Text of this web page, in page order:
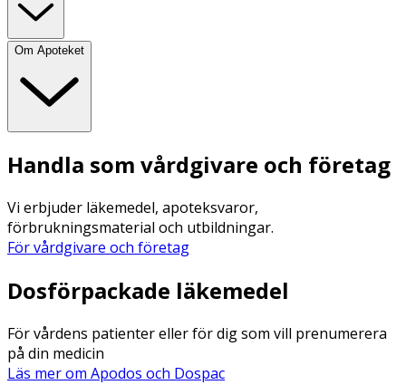
Om Apoteket
Handla som vårdgivare och företag
Vi erbjuder läkemedel, apoteksvaror,
förbrukningsmaterial och utbildningar.
För vårdgivare och företag
Dosförpackade läkemedel
För vårdens patienter eller för dig som vill prenumerera
på din medicin
Läs mer om Apodos och Dospac